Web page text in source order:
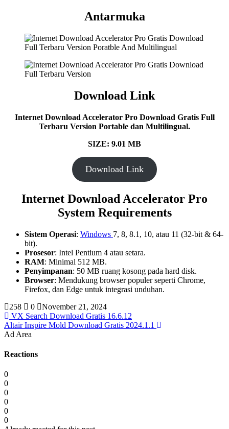
Antarmuka
Download Link
Internet Download Accelerator Pro Download Gratis Full
Terbaru Version Portable dan Multilingual.
SIZE: 9.01 MB
Download Link
Internet Download Accelerator Pro
System Requirements
Sistem Operasi: Windows 7, 8, 8.1, 10, atau 11 (32-bit & 64-
bit).
Prosesor: Intel Pentium 4 atau setara.
RAM: Minimal 512 MB.
Penyimpanan: 50 MB ruang kosong pada hard disk.
Browser: Mendukung browser populer seperti Chrome,
Firefox, dan Edge untuk integrasi unduhan.
258
0
November 21, 2024
VX Search Download Gratis 16.6.12
Altair Inspire Mold Download Gratis 2024.1.1
Ad Area
Reactions
0
0
0
0
0
0